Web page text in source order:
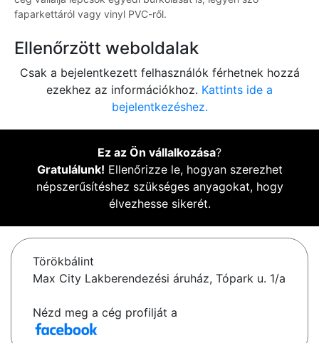
faparkettáról vagy vinyl PVC-ről.
Ellenőrzött weboldalak
Csak a bejelentkezett felhasználók férhetnek hozzá
ezekhez az információkhoz. Kattints ide a
bejelentkezéshez.
Ez az Ön vállalkozása?
Gratulálunk! Ellenőrizze le, hogyan szerezhet
népszerűsítéshez szükséges anyagokat, hogy
élvezhesse sikerét.
Törökbálint
Max City Lakberendezési áruház, Tópark u. 1/a
Nézd meg a cég profilját a